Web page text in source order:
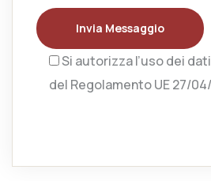
Invia Messaggio
Si autorizza l’uso dei
del Regolamento UE 27/